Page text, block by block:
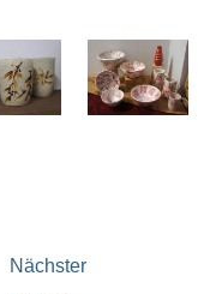
Nächster